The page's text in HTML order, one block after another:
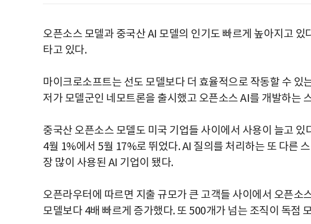
오픈소스 모델과 중국산 AI 모델의 인기도 빠르게 높아지고
타고 있다.
마이크로소프트는 선도 모델보다 더 효율적으로 작동할 수 있
저가 모델군인 네모트론을 출시했고 오픈소스 AI를 개발하는
중국산 오픈소스 모델도 미국 기업들 사이에서 사용이 늘고
4월 1%에서 5월 17%로 뛰었다. AI 질의를 처리하는 또 다른
장 많이 사용된 AI 기업이 됐다.
오픈라우터에 따르면 지출 규모가 큰 고객들 사이에서 오픈소
모델보다 4배 빠르게 증가했다. 또 500개가 넘는 조직이 독점